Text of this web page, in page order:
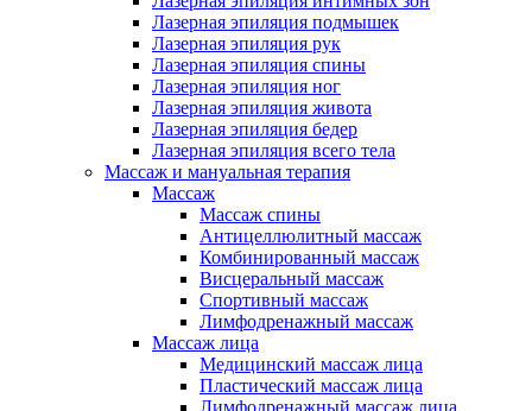
Лазерная эпиляция подмышек
Лазерная эпиляция рук
Лазерная эпиляция спины
Лазерная эпиляция ног
Лазерная эпиляция живота
Лазерная эпиляция бедер
Лазерная эпиляция всего тела
Массаж и мануальная терапия
Массаж
Массаж спины
Антицеллюлитный массаж
Комбинированный массаж
Висцеральный массаж
Спортивный массаж
Лимфодренажный массаж
Массаж лица
Медицинский массаж лица
Пластический массаж лица
Лимфодренажный массаж лица